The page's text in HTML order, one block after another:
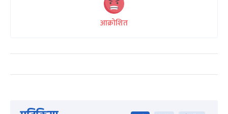
आक्रोशित